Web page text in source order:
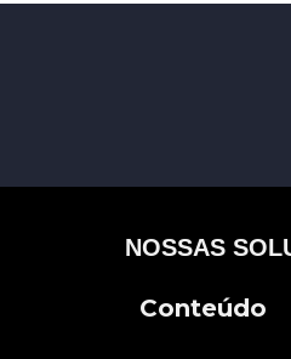
NOSSAS
Conteúdo